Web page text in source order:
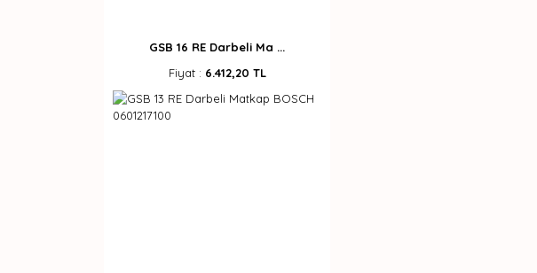
GSB 16 RE Darbeli Ma ...
Fiyat : 6.412,20 TL